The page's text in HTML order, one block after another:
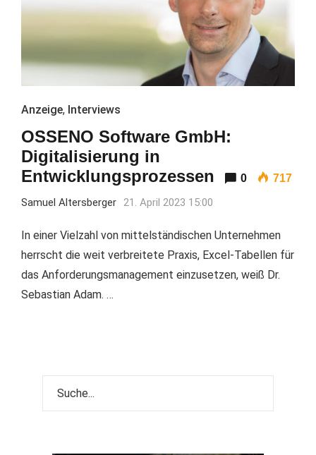
Anzeige, Interviews
OSSENO Software GmbH:
Digitalisierung in
Entwicklungsprozessen
0 717
Samuel Altersberger 21. April 2023 15:00
In einer Vielzahl von mittelständischen Unternehmen
herrscht die weit verbreitete Praxis, Excel-Tabellen für
das Anforderungsmanagement einzusetzen, weiß Dr.
Sebastian Adam. …